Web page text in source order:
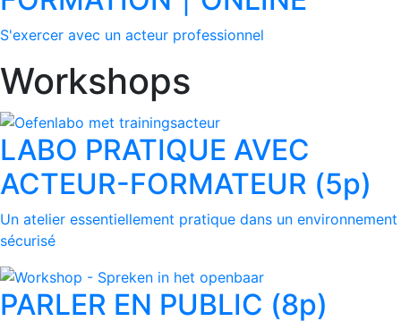
S'exercer avec un acteur professionnel
Workshops
LABO PRATIQUE AVEC
ACTEUR-FORMATEUR (5p)
Un atelier essentiellement pratique dans un environnement
sécurisé
PARLER EN PUBLIC (8p)